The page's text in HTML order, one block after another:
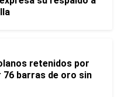
retenidos por
barras de oro sin